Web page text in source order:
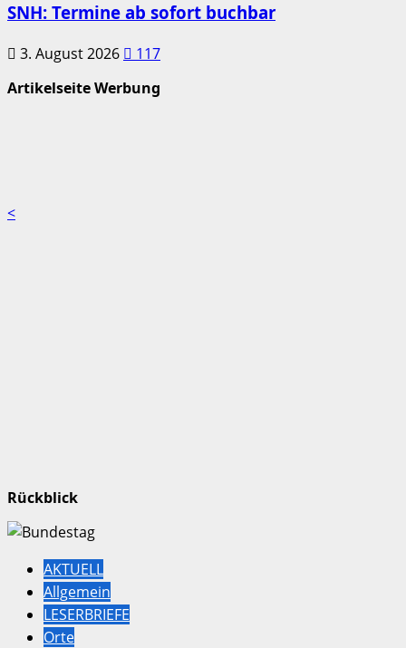
SNH: Termine ab sofort buchbar
3. August 2026
117
Artikelseite Werbung
<
Rückblick
AKTUELL
Allgemein
LESERBRIEFE
Orte